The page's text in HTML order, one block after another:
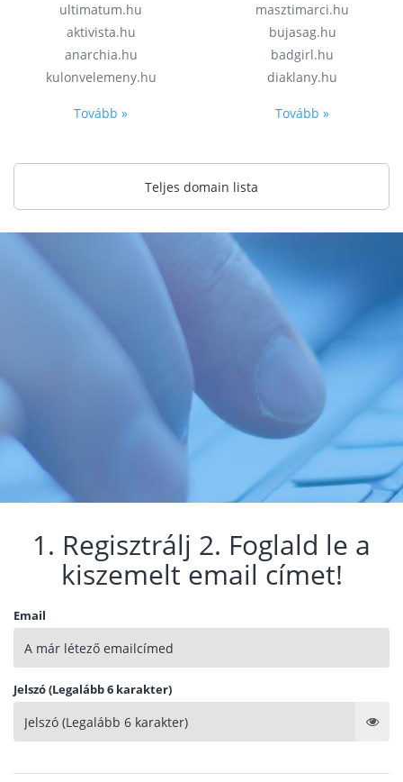
ultimatum.hu
aktivista.hu
anarchia.hu
kulonvelemeny.hu
Tovább »
masztimarci.hu
bujasag.hu
badgirl.hu
diaklany.hu
Tovább »
Teljes domain lista
1. Regisztrálj 2. Foglald le a
kiszemelt email címet!
Email
Jelszó (Legalább 6 karakter)